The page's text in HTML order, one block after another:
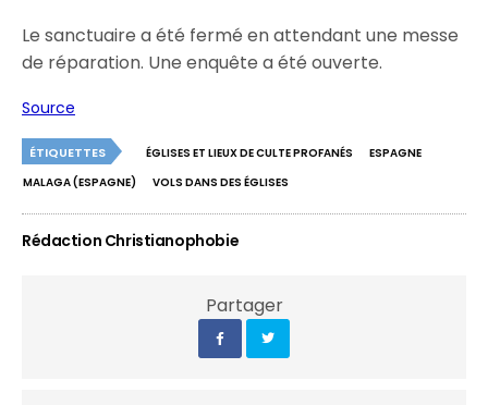
Le sanctuaire a été fermé en attendant une messe
de réparation. Une enquête a été ouverte.
Source
ÉTIQUETTES ÉGLISES ET LIEUX DE CULTE PROFANÉS
ESPAGNE
MALAGA (ESPAGNE)
VOLS DANS DES ÉGLISES
Rédaction Christianophobie
Partager